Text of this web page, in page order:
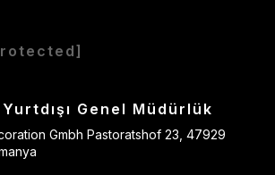
Genel Müdürlük
Gmbh Pastoratshof 23, 47929